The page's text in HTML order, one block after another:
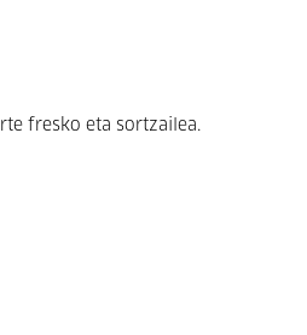
fresko eta sortzailea.